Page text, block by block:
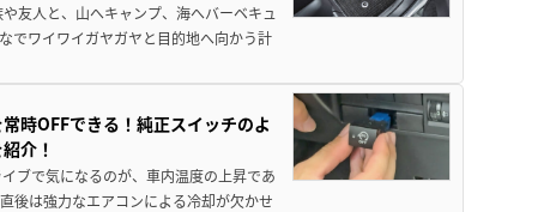
友人と、山へキャンプ、海へバーベキュ
でワイワイガヤガヤと目的地へ向かう計
時OFFできる！純正スイッチのよ
介！
ブで気になるのが、車内温度の上昇であ
後は強力なエアコンによる冷却が欠かせ